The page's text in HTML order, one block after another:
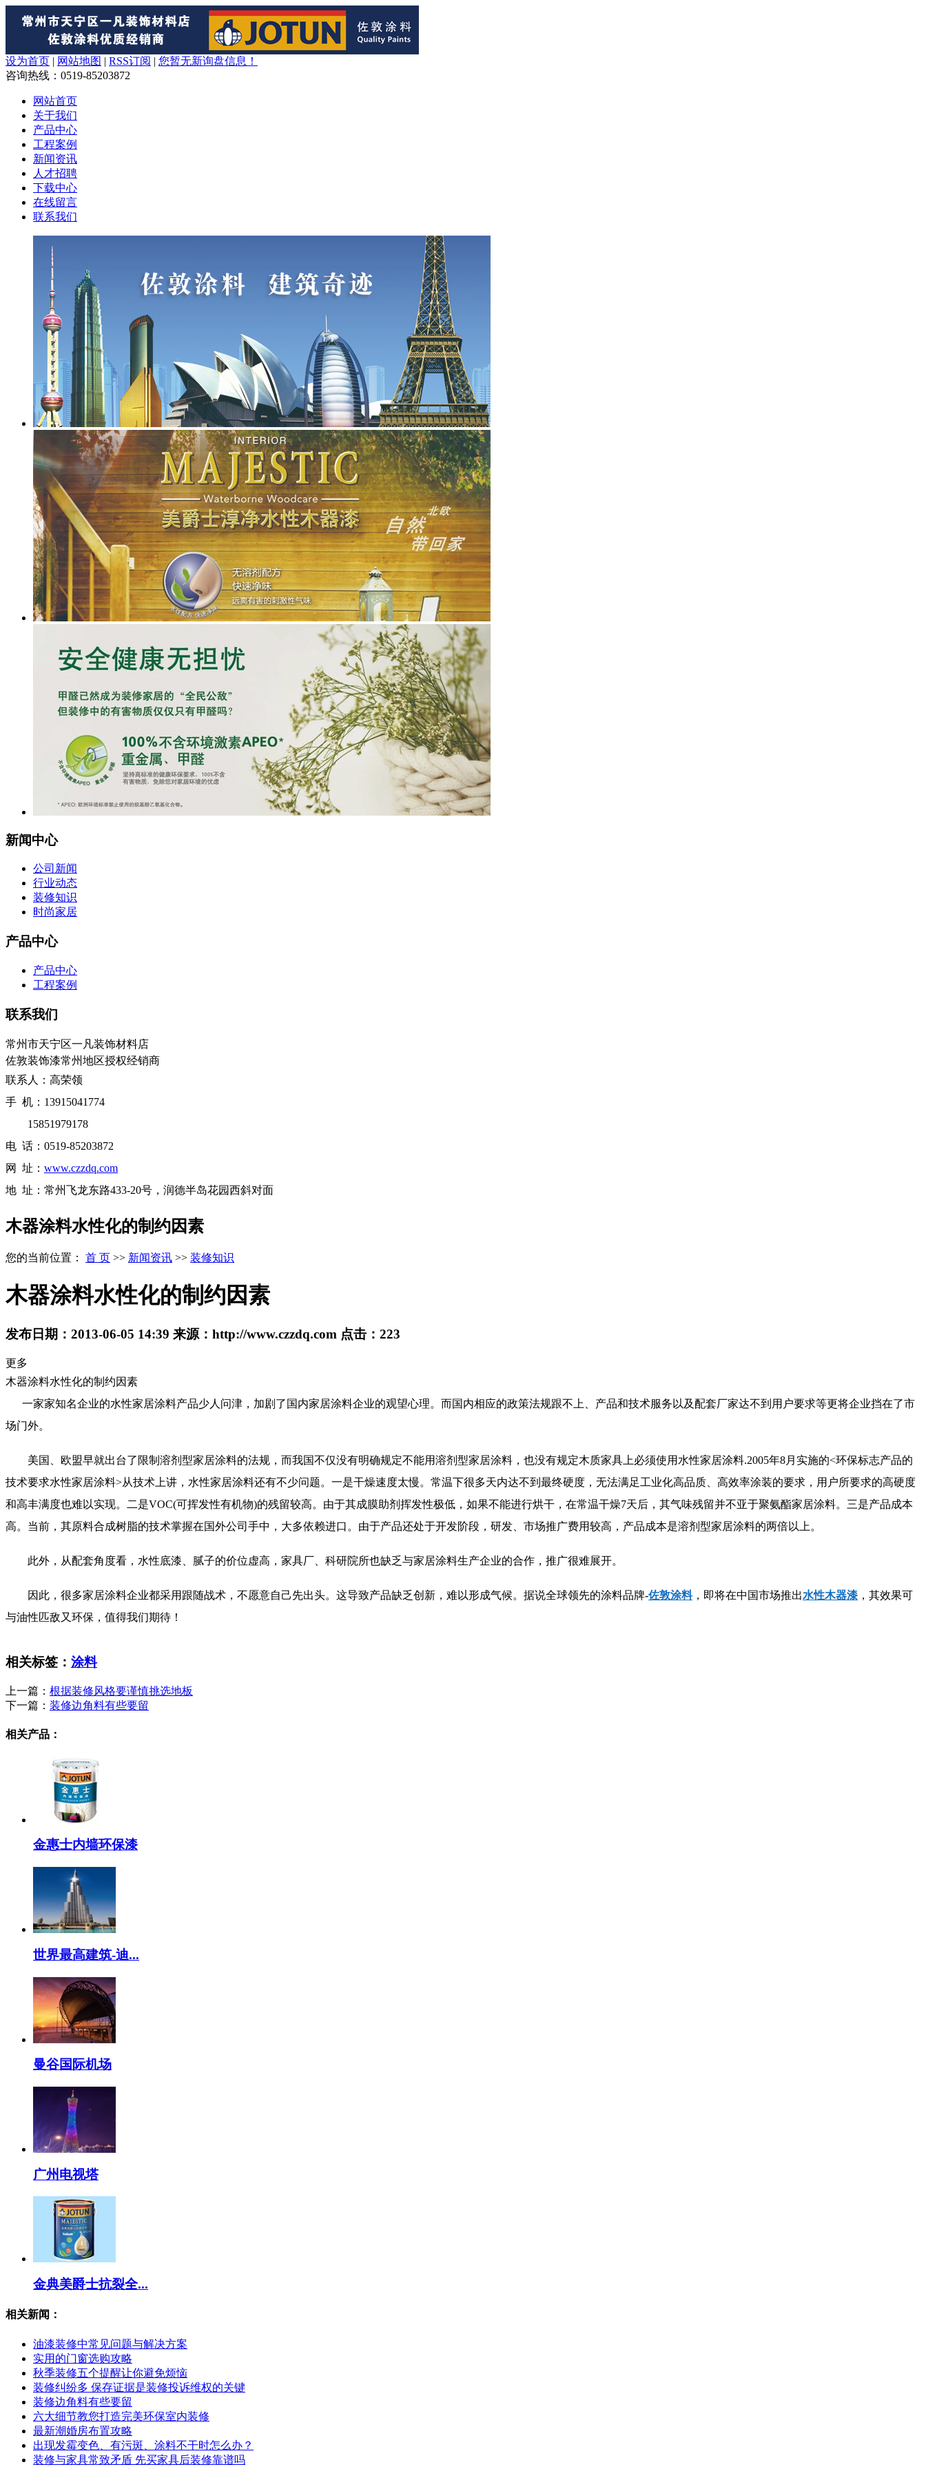
设为首页 | 网站地图 | RSS订阅 | 您暂无新询盘信息！
咨询热线 ：0519-85203872
网站首页
关于我们
产品中心
工程案例
新闻资讯
人才招聘
下载中心
在线留言
联系我们
新闻中心
公司新闻
行业动态
装修知识
时尚家居
产品中心
产品中心
工程案例
联系我们
常州市天宁区一凡装饰材料店
佐敦装饰漆常州地区授权经销商
联系人：高荣领
手 机：13915041774
15851979178
电 话：0519-85203872
网 址： www.czzdq.com
地 址：常州飞龙东路433-20号，润德半岛花园西斜对面
木器涂料水性化的制约因素
您的当前位置： 首 页 >> 新闻资讯 >> 装修知识
木器涂料水性化的制约因素
发布日期： 2013-06-05 14:39 来源： http://www.czzdq.com 点击： 223
更多
木器涂料水性化的制约因素
一家家知名企业的水性家居涂料产品少人问津，加剧了国内家居涂料企业的观望心理。而国内相应的政策法规跟不上、产品和技术服务以及配套厂家达不到用户要求等更将企业挡在了市
场门外。
美国、欧盟早就出台了限制溶剂型家居涂料的法规，而我国不仅没有明确规定不能用溶剂型家居涂料，也没有规定木质家具上必须使用水性家居涂料.2005年8月实施的<环保标志产品的
技术要求水性家居涂料>从技术上讲，水性家居涂料还有不少问题。一是干燥速度太慢。常温下很多天内达不到最终硬度，无法满足工业化高品质、高效率涂装的要求，用户所要求的高硬度
和高丰满度也难以实现。二是VOC(可挥发性有机物)的残留较高。由于其成膜助剂挥发性极低，如果不能进行烘干，在常温干燥7天后，其气味残留并不亚于聚氨酯家居涂料。三是产品成本
高。当前，其原料合成树脂的技术掌握在国外公司手中，大多依赖进口。由于产品还处于开发阶段，研发、市场推广费用较高，产品成本是溶剂型家居涂料的两倍以上。
此外，从配套角度看，水性底漆、腻子的价位虚高，家具厂、科研院所也缺乏与家居涂料生产企业的合作，推广很难展开。
因此，很多家居涂料企业都采用跟随战术，不愿意自己先出头。这导致产品缺乏创新，难以形成气候。据说全球领先的涂料品牌-佐敦涂料，即将在中国市场推出水性木器漆 ，其效果可
与油性匹敌又环保，值得我们期待！
相关标签： 涂料
上一篇： 根据装修风格要谨慎挑选地板
下一篇： 装修边角料有些要留
相关产品：
金惠士内墙环保漆
世界最高建筑-迪...
曼谷国际机场
广州电视塔
金典美爵士抗裂全...
相关新闻：
油漆装修中常见问题与解决方案
实用的门窗选购攻略
秋季装修五个提醒让你避免烦恼
装修纠纷多 保存证据是装修投诉维权的关键
装修边角料有些要留
六大细节教您打造完美环保室内装修
最新潮婚房布置攻略
出现发霉变色、有污斑、涂料不干时怎么办？
装修与家具常致矛盾 先买家具后装修靠谱吗